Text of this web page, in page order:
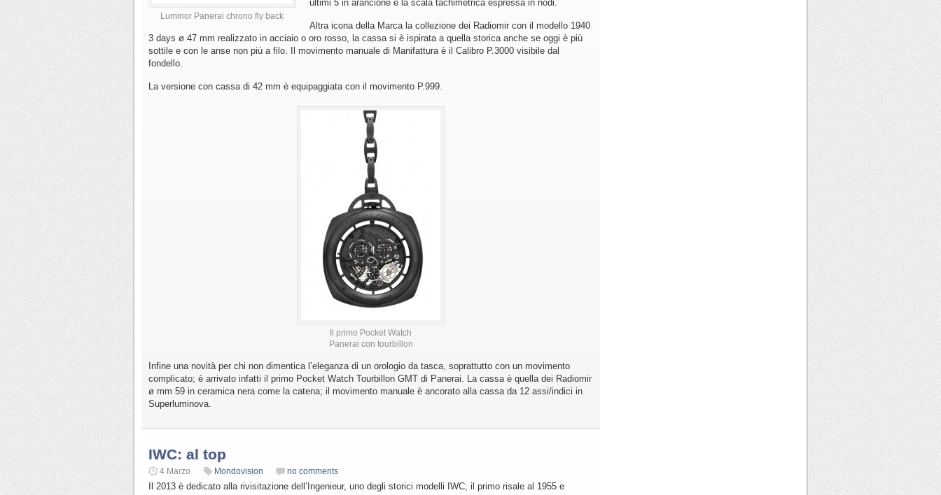
Luminor Panerai chrono fly back
ultimi 5 in arancione e la scala tachimetrica espressa in nodi.
Altra icona della Marca la collezione dei Radiomir con il modello 1940
3 days ø 47 mm realizzato in acciaio o oro rosso, la cassa si è ispirata a quella storica anche se oggi è più
sottile e con le anse non più a filo. Il movimento manuale di Manifattura è il Calibro P.3000 visibile dal
fondello.
La versione con cassa di 42 mm è equipaggiata con il movimento P.999.
Il primo Pocket Watch
Panerai con tourbillon
Infine una novità per chi non dimentica l’eleganza di un orologio da tasca, soprattutto con un movimento
complicato; è arrivato infatti il primo Pocket Watch Tourbillon GMT di Panerai. La cassa è quella dei Radiomir
ø mm 59 in ceramica nera come la catena; il movimento manuale è ancorato alla cassa da 12 assi/indici in
Superluminova.
IWC: al top
4 Marzo Mondovision no comments
Il 2013 è dedicato alla rivisitazione dell’Ingenieur, uno degli storici modelli IWC; il primo risale al 1955 e